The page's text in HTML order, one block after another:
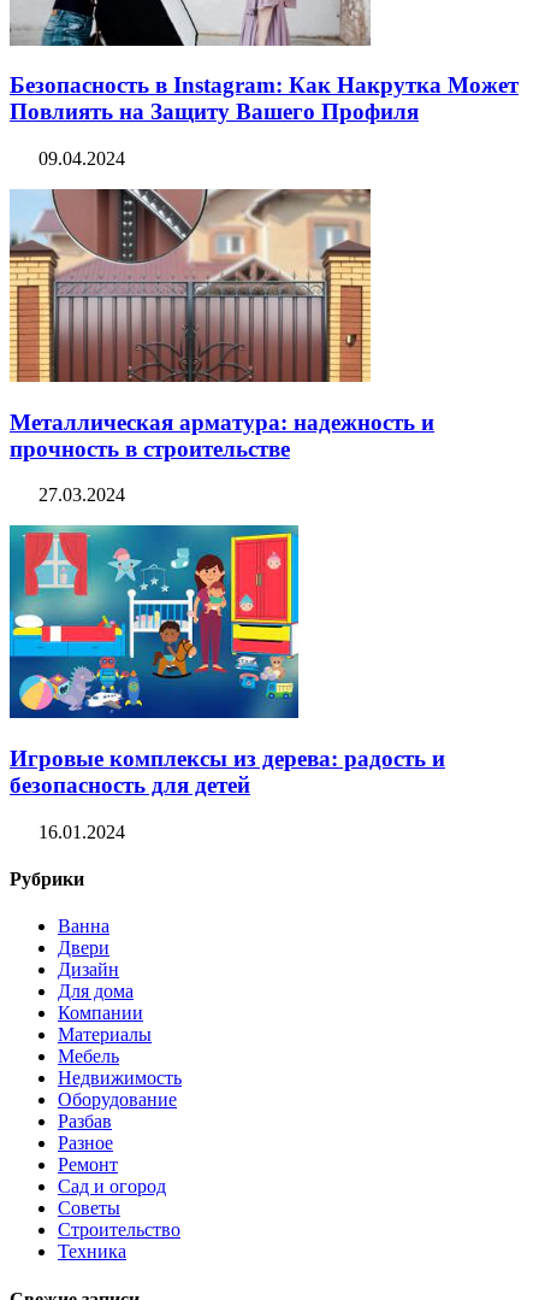
Безопасность в Instagram: Как Накрутка Может
Повлиять на Защиту Вашего Профиля
09.04.2024
Металлическая арматура: надежность и
прочность в строительстве
27.03.2024
Игровые комплексы из дерева: радость и
безопасность для детей
16.01.2024
Рубрики
Ванна
Двери
Дизайн
Для дома
Компании
Материалы
Мебель
Недвижимость
Оборудование
Разбав
Разное
Ремонт
Сад и огород
Советы
Строительство
Техника